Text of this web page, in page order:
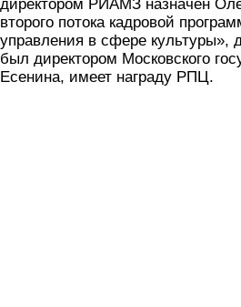
директором РИАМЗ назначен
второго потока кадровой
управления в сфере культуры»,
был директором Московского
Есенина, имеет награду РПЦ.